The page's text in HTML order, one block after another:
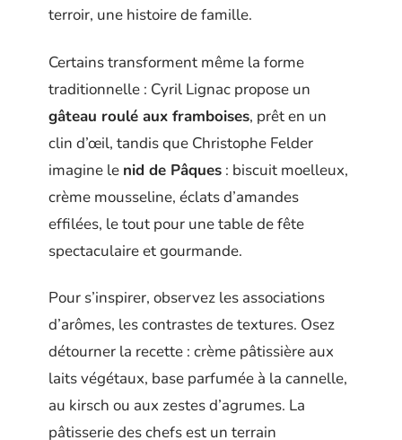
terroir, une histoire de famille.
Certains transforment même la forme
traditionnelle : Cyril Lignac propose un
gâteau roulé aux framboises, prêt en un
clin d’œil, tandis que Christophe Felder
imagine le nid de Pâques : biscuit moelleux,
crème mousseline, éclats d’amandes
effilées, le tout pour une table de fête
spectaculaire et gourmande.
Pour s’inspirer, observez les associations
d’arômes, les contrastes de textures. Osez
détourner la recette : crème pâtissière aux
laits végétaux, base parfumée à la cannelle,
au kirsch ou aux zestes d’agrumes. La
pâtisserie des chefs est un terrain